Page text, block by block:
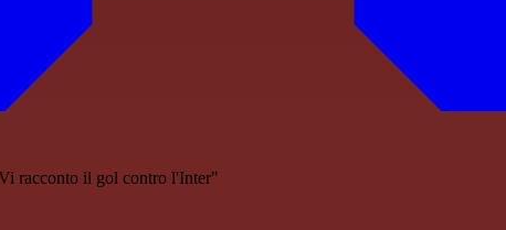
racconto il gol contro l'Inter"